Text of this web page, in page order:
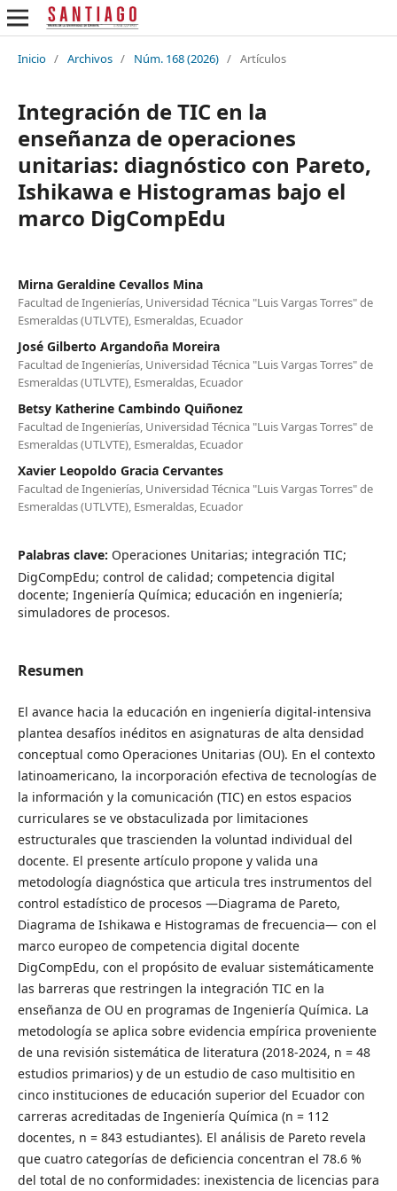
Inicio / Archivos / Núm. 168 (2026) / Artículos
Integración de TIC en la
enseñanza de operaciones
unitarias: diagnóstico con Pareto,
Ishikawa e Histogramas bajo el
marco DigCompEdu
Mirna Geraldine Cevallos Mina
Facultad de Ingenierías, Universidad Técnica "Luis Vargas Torres" de
Esmeraldas (UTLVTE), Esmeraldas, Ecuador
José Gilberto Argandoña Moreira
Facultad de Ingenierías, Universidad Técnica "Luis Vargas Torres" de
Esmeraldas (UTLVTE), Esmeraldas, Ecuador
Betsy Katherine Cambindo Quiñonez
Facultad de Ingenierías, Universidad Técnica "Luis Vargas Torres" de
Esmeraldas (UTLVTE), Esmeraldas, Ecuador
Xavier Leopoldo Gracia Cervantes
Facultad de Ingenierías, Universidad Técnica "Luis Vargas Torres" de
Esmeraldas (UTLVTE), Esmeraldas, Ecuador
Palabras clave: Operaciones Unitarias; integración TIC;
DigCompEdu; control de calidad; competencia digital
docente; Ingeniería Química; educación en ingeniería;
simuladores de procesos.
Resumen
El avance hacia la educación en ingeniería digital-intensiva
plantea desafíos inéditos en asignaturas de alta densidad
conceptual como Operaciones Unitarias (OU). En el contexto
latinoamericano, la incorporación efectiva de tecnologías de
la información y la comunicación (TIC) en estos espacios
curriculares se ve obstaculizada por limitaciones
estructurales que trascienden la voluntad individual del
docente. El presente artículo propone y valida una
metodología diagnóstica que articula tres instrumentos del
control estadístico de procesos —Diagrama de Pareto,
Diagrama de Ishikawa e Histogramas de frecuencia— con el
marco europeo de competencia digital docente
DigCompEdu, con el propósito de evaluar sistemáticamente
las barreras que restringen la integración TIC en la
enseñanza de OU en programas de Ingeniería Química. La
metodología se aplica sobre evidencia empírica proveniente
de una revisión sistemática de literatura (2018-2024, n = 48
estudios primarios) y de un estudio de caso multisitio en
cinco instituciones de educación superior del Ecuador con
carreras acreditadas de Ingeniería Química (n = 112
docentes, n = 843 estudiantes). El análisis de Pareto revela
que cuatro categorías de deficiencia concentran el 78.6 %
del total de no conformidades: inexistencia de licencias para